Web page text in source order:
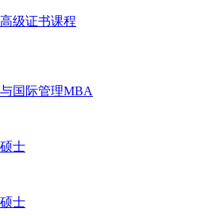
级证书课程
国际管理MBA
士
士